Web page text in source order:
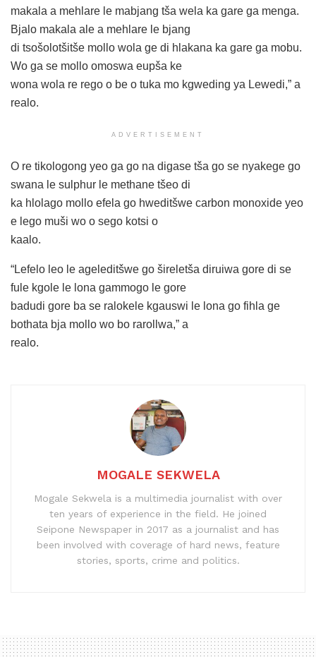
makala a mehlare le mabjang tša wela ka gare ga menga.
Bjalo makala ale a mehlare le bjang
di tsošolotšitše mollo wola ge di hlakana ka gare ga mobu.
Wo ga se mollo omoswa eupša ke
wona wola re rego o be o tuka mo kgweding ya Lewedi,” a
realo.
ADVERTISEMENT
O re tikologong yeo ga go na digase tša go se nyakege go
swana le sulphur le methane tšeo di
ka hlolago mollo efela go hweditšwe carbon monoxide yeo
e lego muši wo o sego kotsi o
kaalo.
“Lefelo leo le ageleditšwe go šireletša diruiwa gore di se
fule kgole le lona gammogo le gore
badudi gore ba se ralokele kgauswi le lona go fihla ge
bothata bja mollo wo bo rarollwa,” a
realo.
MOGALE SEKWELA
Mogale Sekwela is a multimedia journalist with over
ten years of experience in the field. He joined
Seipone Newspaper in 2017 as a journalist and has
been involved with coverage of hard news, feature
stories, sports, crime and politics.